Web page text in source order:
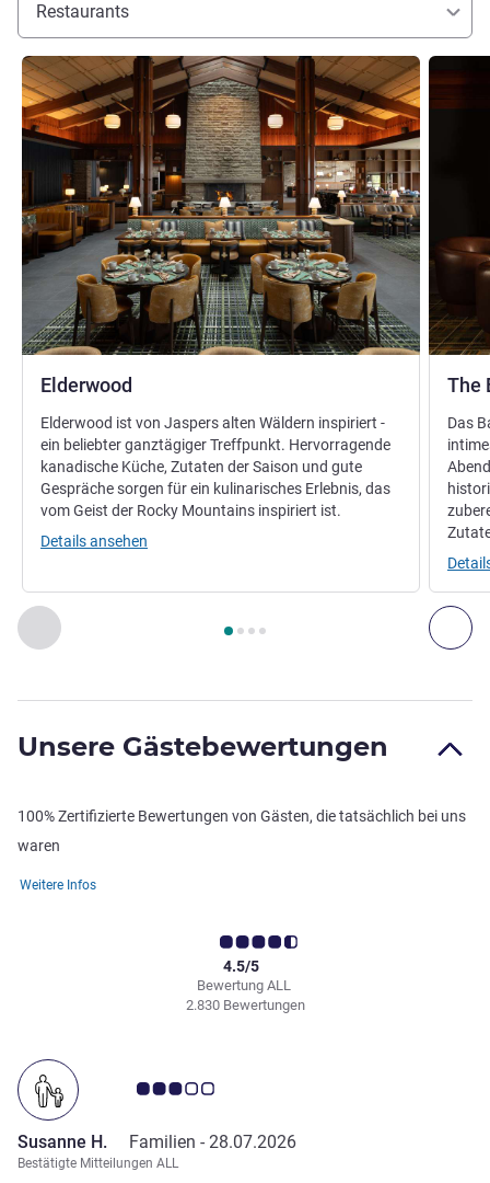
Restaurants
Zurück - Restaurant
Seite1 , Restaurant 1 : Elderwood , Restaurant 2 : The
Elderwood
Details ansehen
Elderwood ist von Jaspers alten Wäldern inspiriert -
ein beliebter ganztägiger Treffpunkt. Hervorragende
kanadische Küche, Zutaten der Saison und gute
Gespräche sorgen für ein kulinarisches Erlebnis, das
vom Geist der Rocky Mountains inspiriert ist.
Details ansehen
The
Details
Das
Unsere Gästebewertungen
100% Zertifizierte Bewertungen von Gästen, die tatsächlich bei uns
waren
Weitere Infos
Bewertung ALL
4.5/5
2.830 Bewertungen
Note Kundenmeinungen 3.0/5
Susanne H. Familien - 28.07.2026
Bestätigte Mitteilungen ALL